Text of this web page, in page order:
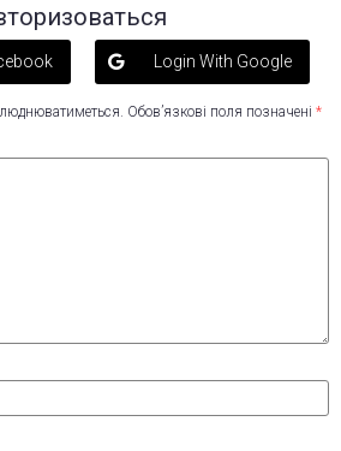
Login With Google
Обов’язкові поля позначені *